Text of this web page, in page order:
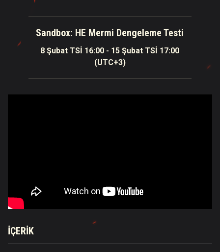
Sandbox: HE Mermi Dengeleme Testi
8 Şubat TSİ 16:00 - 15 Şubat TSİ 17:00
(UTC+3)
İÇERİK